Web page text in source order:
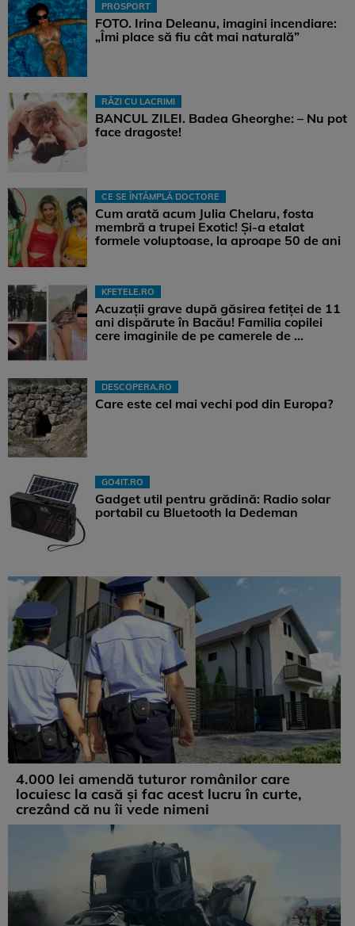
PROSPORT
FOTO. Irina Deleanu, imagini incendiare:
„Îmi place să fiu cât mai naturală”
RÂZI CU LACRIMI
BANCUL ZILEI. Badea Gheorghe: – Nu pot
face dragoste!
CE SE ÎNTÂMPLĂ DOCTORE
Cum arată acum Julia Chelaru, fosta
membră a trupei Exotic! Și-a etalat
formele voluptoase, la aproape 50 de ani
KFETELE.RO
Acuzații grave după găsirea fetiței de 11
ani dispărute în Bacău! Familia copilei
cere imaginile de pe camerele de ...
DESCOPERA.RO
Care este cel mai vechi pod din Europa?
GO4IT.RO
Gadget util pentru grădină: Radio solar
portabil cu Bluetooth la Dedeman
4.000 lei amendă tuturor românilor care
locuiesc la casă și fac acest lucru în curte,
crezând că nu îi vede nimeni